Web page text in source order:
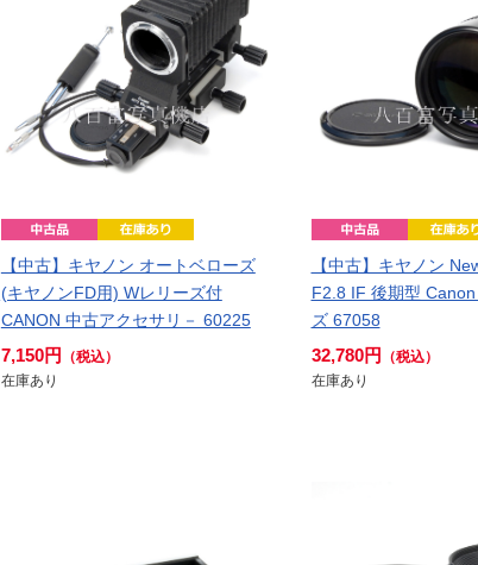
【中古】キヤノン オートベローズ
(キヤノンFD用) Wレリーズ付
CANON 中古アクセサリ－ 60225
7,150円
（税込）
在庫あり
【中古】キヤノン
F2.8 IF 後期型
ズ 67058
32,780円
（税込）
在庫あり